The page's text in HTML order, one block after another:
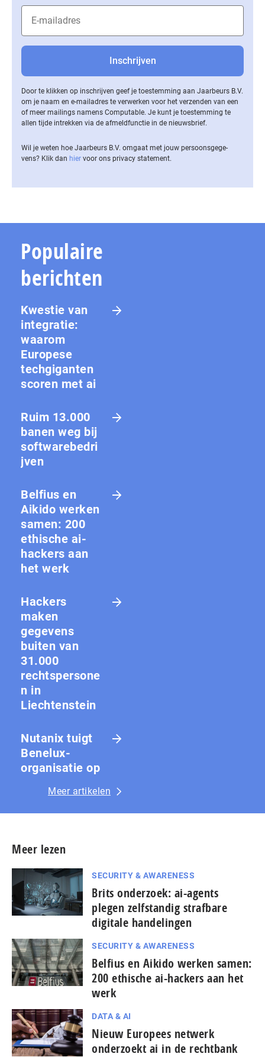
Door te klikken op inschrijven geef je toestemming aan Jaarbeurs B.V.
om je naam en e-mailadres te verwerken voor het verzenden van een
of meer mailings namens Computable. Je kunt je toestemming te
allen tijde intrekken via de af­meld­func­tie in de nieuwsbrief.
Wil je weten hoe Jaarbeurs B.V. omgaat met jouw per­soons­ge­ge­
vens? Klik dan hier voor ons privacy statement.
Populaire
berichten
Kwestie van
integratie:
waarom
Europese
techgiganten
scoren met ai
Ruim 13.000
banen weg bij
softwarebedri
jven
Belfius en
Aikido werken
samen: 200
ethische ai-
hackers aan
het werk
Hackers
maken
gegevens
buiten van
31.000
rechtspersone
n in
Liechtenstein
Nutanix tuigt
Benelux-
organisatie op
Meer artikelen
Meer lezen
SECURITY & AWARENESS
Brits onderzoek: ai-agents
plegen zelfstandig strafbare
digitale handelingen
SECURITY & AWARENESS
Belfius en Aikido werken samen:
200 ethische ai-hackers aan het
werk
DATA & AI
Nieuw Europees netwerk
onderzoekt ai in de rechtbank